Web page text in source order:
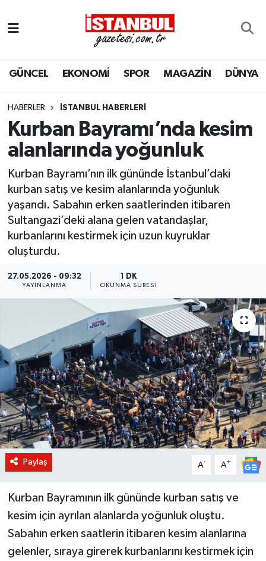
GÜNCEL EKONOMİ SPOR MAGAZİN DÜNYA
HABERLER İSTANBUL HABERLERI
Kurban Bayramı’nda kesim
alanlarında yoğunluk
Kurban Bayramı’nın ilk gününde İstanbul’daki
kurban satış ve kesim alanlarında yoğunluk
yaşandı. Sabahın erken saatlerinden itibaren
Sultangazi’deki alana gelen vatandaşlar,
kurbanlarını kestirmek için uzun kuyruklar
oluşturdu.
27.05.2026 - 09:32
YAYINLANMA
1 DK
OKUNMA SÜRESI
Paylaş A- A+
Kurban Bayramının ilk gününde kurban satış ve
kesim için ayrılan alanlarda yoğunluk oluştu.
Sabahın erken saatlerin itibaren kesim alanlarına
gelenler, sıraya girerek kurbanlarını kestirmek için
EKONOMİ
İSTANBUL
DÜNYA
MAGAZİN
KÜLTÜR SANAT
SAĞLIK
BİLİM VE TEKNOLOJİ
OTOMOBİL
KURUMSAL
Nöbetçi Eczaneler
Hava Durumu
Trafik Durumu
Süper Lig Puan Durumu ve Fikstür
Son Dakika Haberleri
Haber Arşivi